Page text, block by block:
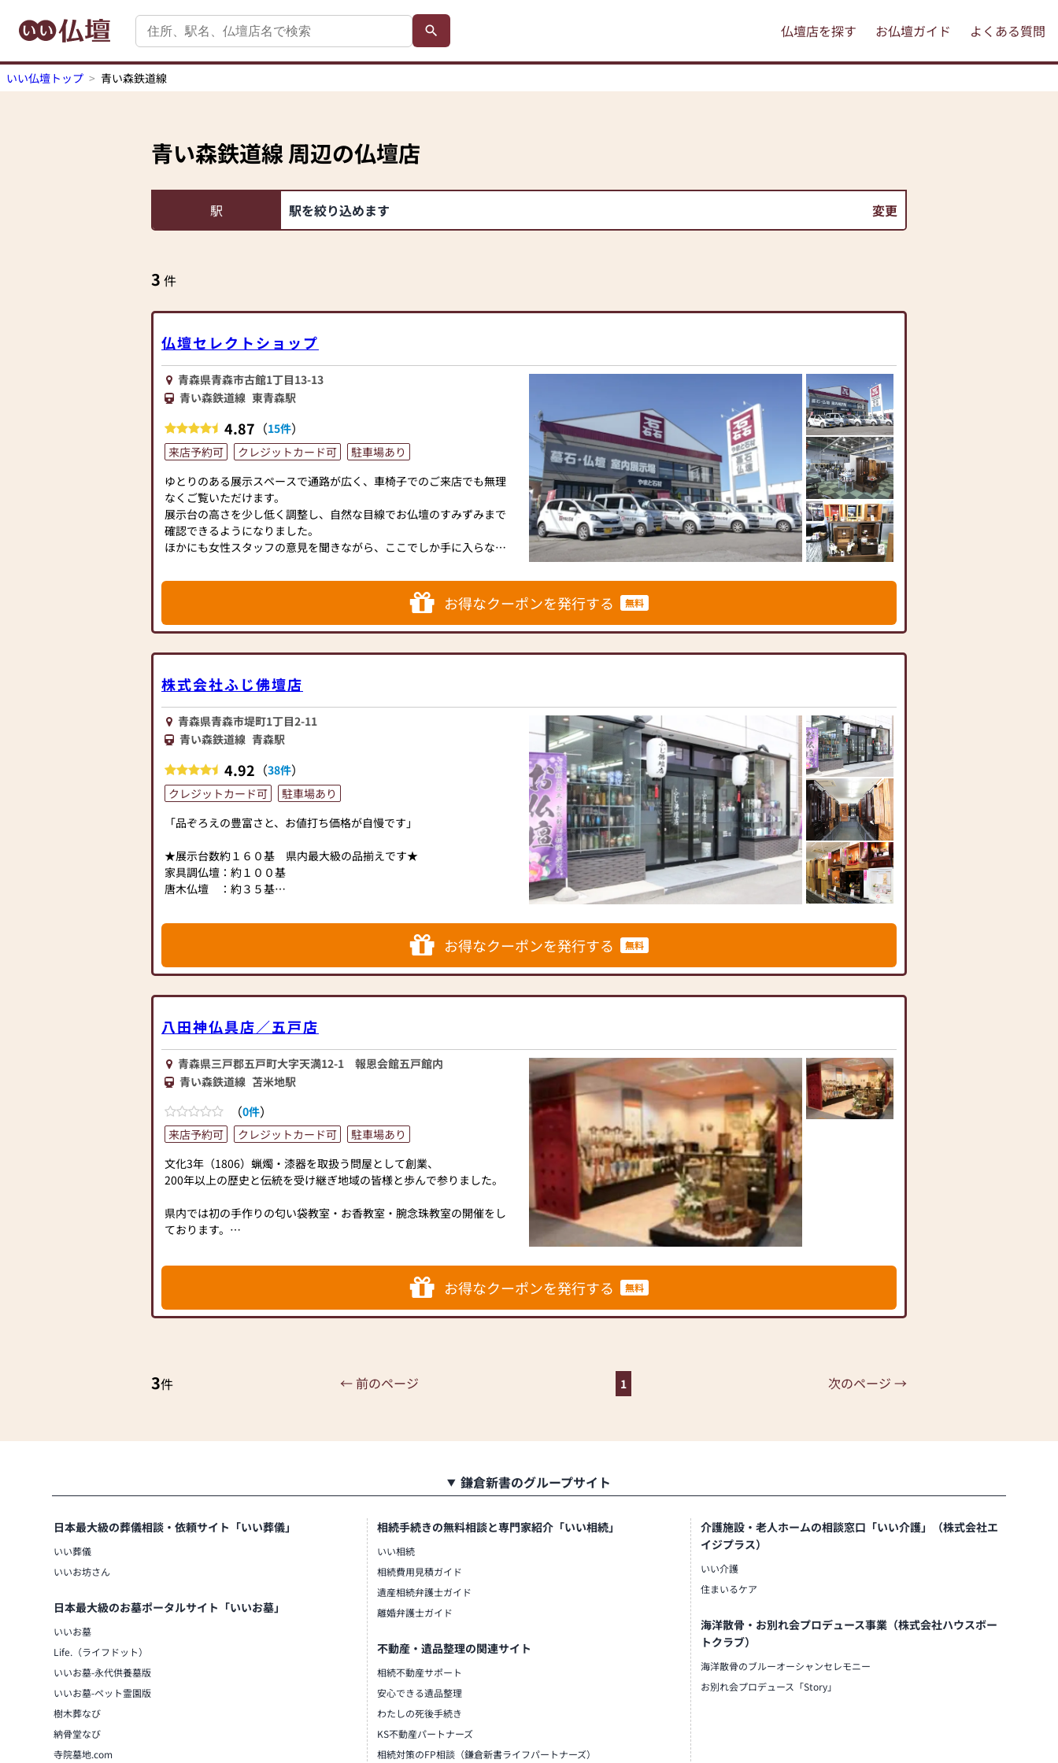
仏壇店を探す お仏壇ガイド よくある質問
いい仏壇トップ 青い森鉄道線
青い森鉄道線周辺の仏壇店
駅 駅を絞り込めます 変更
3 件
仏壇セレクトショップ
青森県青森市古館1丁目13-13
青い森鉄道線 東青森駅
4.87 （15件）
来店予約可 クレジットカード可
駐車場あり
ゆとりのある展示スペースで通路が広く、車椅子でのご来店でも無理
なくご覧いただけます。
展示台の高さを少し低く調整し、自然な目線でお仏壇のすみずみまで
確認できるようになりました。
ほかにも女性スタッフの意見を聞きながら、ここでしか手に入らない
とてもおしゃれで見応えのあるお仏壇のセレクトショップにぜひお越
●全てのお仏壇が50万円（税込）以下です。
●全てのお仏壇がローンでのお支払いが可能です。
●全てのお仏壇が10年保証です。
お得なクーポンを発行する 無料
株式会社ふじ佛壇店
青森県青森市堤町1丁目2-11
青い森鉄道線 青森駅
4.92 （38件）
クレジットカード可
駐車場あり
「品ぞろえの豊富さと、お値打ち価格が自慢です」
★展示台数約１６０基 県内最大級の品揃えです★
家具調仏壇：約１００基
唐木仏壇 ：約３５基
神棚 ：約１５基
たくさんのお仏壇の中からお客様にぴったりなお仏壇がきっと見つか
お客様のご要望に沿ったご案内はもちろん、仏壇に仏具を飾りながら
ませ。
★国産仏壇を豊富に取り揃えています★
伝統型仏壇から現代型仏壇まで、徳島、静岡、会津など伝統を守り受
け継いだ日本の職人さんが手がけた国産仏壇を豊富に取り揃えており
ます。
仏具・線香・ローソクなどの関連商品も多数ご用意しております。
県内はお仏壇の配達・設置が無料、同店販売スタッフが責任をもって
お届けし、飾りつけまで行います。
まで行います。
お仏壇のクリーニングや、金仏壇の復元にも対応いたします。
は、ご相談ください。
JR青森駅から車で約８分、リンクステーションホール青森の西隣りに
お下見だけでも結構です。どうぞお気軽にお立ち寄りください。
④１日１回以上ドアノブやレジ回り等店内消毒を行っています。
⑤お客様へのマスク着用をお願いしています。忘れた方には無料でマ
スクを提供しています。
お得なクーポンを発行する 無料
八田神仏具店／五戸店
青森県三戸郡五戸町大字天満12-1 報恩会館五戸館内
青い森鉄道線 苫米地駅
（0件）
来店予約可 クレジットカード可
駐車場あり
文化3年（1806）蝋燭・漆器を取扱う問屋として創業、
200年以上の歴史と伝統を受け継ぎ地域の皆様と歩んで参りました。
県内では初の手作りの匂い袋教室・お香教室・腕念珠教室の開催をし
ております。
仏壇公正取引協議会の会員でもある販売部では、材の表示・産地表示
不当な二重価格をしない等、お客様目線で対応させて頂いておりま
おりますので、
お気軽に御相談下さい。
お得なクーポンを発行する 無料
3件 ← 前のページ 1 次のページ →
鎌倉新書のグループサイト
日本最大級の葬儀相談・依頼サイト「いい葬儀」
いい葬儀
いいお坊さん
日本最大級のお墓ポータルサイト「いいお墓」
いいお墓
Life.（ライフドット）
いいお墓-永代供養墓版
いいお墓-ペット霊園版
樹木葬なび
納骨堂なび
寺院墓地.com
相続手続きの無料相談と専門家紹介「いい相続」
いい相続
相続費用見積ガイド
遺産相続弁護士ガイド
離婚弁護士ガイド
不動産・遺品整理の関連サイト
相続不動産サポート
安心できる遺品整理
わたしの死後手続き
KS不動産パートナーズ
相続対策のFP相談（鎌倉新書ライフパートナーズ）
介護施設・老人ホームの相談窓口「いい介護」（株式会社エ
イジプラス）
いい介護
住まいるケア
海洋散骨・お別れ会プロデュース事業（株式会社ハウスボー
トクラブ）
海洋散骨のブルーオーシャンセレモニー
お別れ会プロデュース「Story」